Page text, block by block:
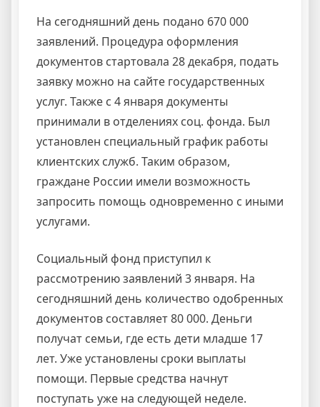
На сегодняшний день подано 670 000
заявлений. Процедура оформления
документов стартовала 28 декабря, подать
заявку можно на сайте государственных
услуг. Также с 4 января документы
принимали в отделениях соц. фонда. Был
установлен специальный график работы
клиентских служб. Таким образом,
граждане России имели возможность
запросить помощь одновременно с иными
услугами.
Социальный фонд приступил к
рассмотрению заявлений 3 января. На
сегодняшний день количество одобренных
документов составляет 80 000. Деньги
получат семьи, где есть дети младше 17
лет. Уже установлены сроки выплаты
помощи. Первые средства начнут
поступать уже на следующей неделе.